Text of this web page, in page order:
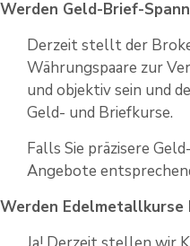
Werden Geld-Brief-
Derzeit stellt der
Währungspaare zur
und objektiv sein und
Geld- und Briefkurse.
Falls Sie präzisere
Angebote
Werden